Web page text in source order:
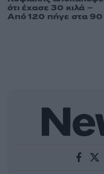
ότι έχασε 30 κιλά –
Από 120 πήγε στα 90